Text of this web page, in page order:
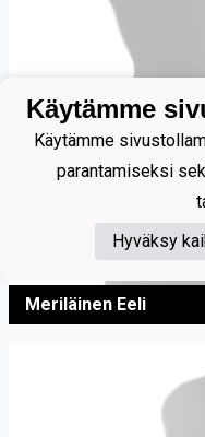
Meriläinen Eeli
Käytämme
Käytämme
parantamiseksi
Hyväksy